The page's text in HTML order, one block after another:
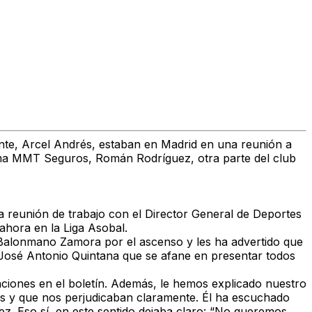
Arcel Andrés, estaban en Madrid en una reunión a
MMT Seguros, Román Rodríguez, otra parte del club
de trabajo con el Director General de Deportes
en la Liga Asobal.
Zamora por el ascenso y les ha advertido que
Antonio Quintana que se afane en presentar todos
en el boletín. Además, le hemos explicado nuestro
que nos perjudicaban claramente. Él ha escuchado